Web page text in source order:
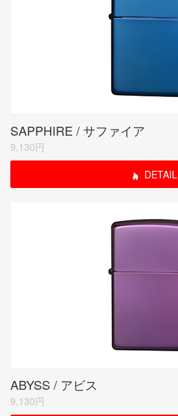
SAPPHIRE / サファイア
9,130円
DETAIL
ABYSS / アビス
9,130円